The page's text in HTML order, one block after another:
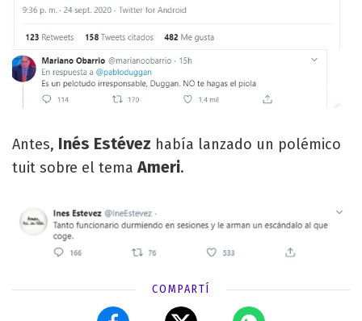
Antes, Inés Estévez había lanzado un polémico
tuit sobre el temaAmeri.
COMPARTÍ